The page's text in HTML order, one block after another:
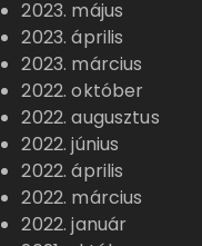
2023. május
2023. április
2023. március
2022. október
2022. augusztus
2022. június
2022. április
2022. március
2022. január